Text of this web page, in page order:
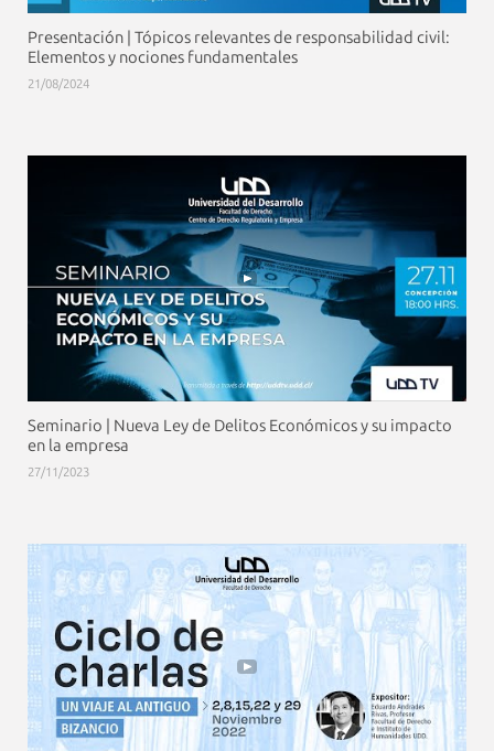
Presentación | Tópicos relevantes de responsabilidad civil:
Elementos y nociones fundamentales
21/08/2024
Seminario | Nueva Ley de Delitos Económicos y su impacto
en la empresa
27/11/2023